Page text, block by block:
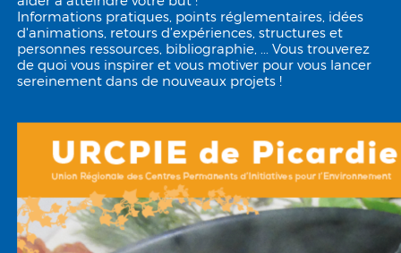
Informations pratiques, points réglementaires, idées
d'animations, retours d’expériences, structures et
personnes ressources, bibliographie, ... Vous trouverez
de quoi vous inspirer et vous motiver pour vous lancer
sereinement dans de nouveaux projets !